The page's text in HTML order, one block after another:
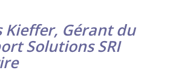
Kieffer, Gérant du
Solutions SRI